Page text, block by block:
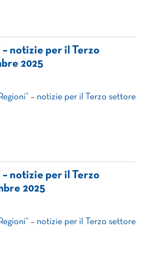
– notizie per il Terzo
2025
– notizie per il Terzo settore
– notizie per il Terzo
2025
– notizie per il Terzo settore